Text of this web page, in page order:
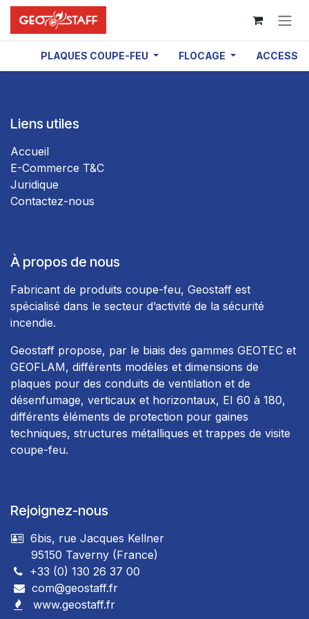
Se rendre au contenu
PLAQUES COUPE-FEU FLOCAGE
Liens utiles
Accueil
E-Commerce T&C
Juridique
Contactez-nous
À propos de nous
Fabricant de produits coupe-feu, Geostaff est
spécialisé dans le secteur d’activité de la sécurité
incendie.
Geostaff propose, par le biais des gammes GEOTEC et
GEOFLAM, différents modèles et dimensions de
plaques pour des conduits de ventilation et de
désenfumage, verticaux et horizontaux, EI 60 à 180,
différents éléments de protection pour gaines
techniques, structures métalliques et trappes de visite
coupe-feu.
Rejoignez-nous
6bis, rue Jacques Kellner
95150 Taverny (France)
+33 (0) 130 26 37 00
com@geostaff.fr
www.geostaff.fr